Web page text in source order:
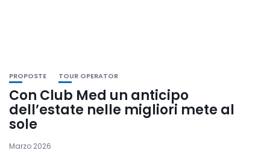
PROPOSTE TOUR OPERATOR
Con Club Med un anticipo
dell’estate nelle migliori mete al
sole
Marzo 2026